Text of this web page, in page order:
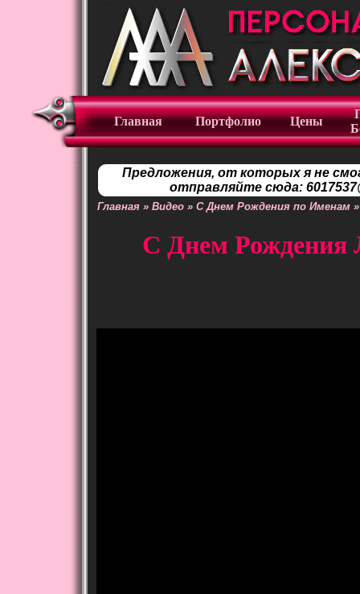
Главная Портфолио Цены
Предложения, от которых я не
отправляйте сюда:
Главная » Видео » С Днем Рождения по Именам
С Днем Рождения